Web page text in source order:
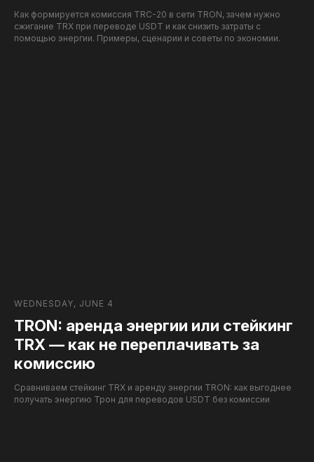
Как формируется комиссия TRC-20 в сети TRON, зачем нужно
сжигание TRX при переводе USDT и как снизить затраты с
помощью энергии. Примеры, сценарии и советы по экономии.
WEDNESDAY, JUNE 4
TRON: аренда энергии или стейкинг
TRX — как не переплачивать за
комиссию
Сравниваем стейкинг TRX и аренду энергии TRON: как выгоднее
получать энергию Трон для переводов USDT без комиссии